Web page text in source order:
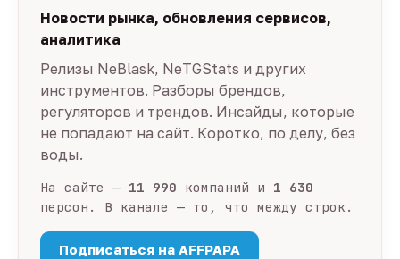
Новости рынка, обновления сервисов,
аналитика
Релизы NeBlask, NeTGStats и других
инструментов. Разборы брендов,
регуляторов и трендов. Инсайды, которые
не попадают на сайт. Коротко, по делу, без
воды.
На сайте — 11 990 компаний и 1 630
персон. В канале — то, что между строк.
Подписаться на AFFPAPA